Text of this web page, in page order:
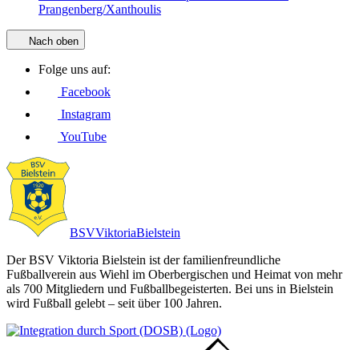
Nach oben
Folge uns auf:
Facebook
Instagram
YouTube
BSVViktoriaBielstein
Der BSV Viktoria Bielstein ist der familienfreundliche
Fußballverein aus Wiehl im Oberbergischen und Heimat von mehr
als 700 Mitgliedern und Fußballbegeisterten. Bei uns in Bielstein
wird Fußball gelebt – seit über 100 Jahren.